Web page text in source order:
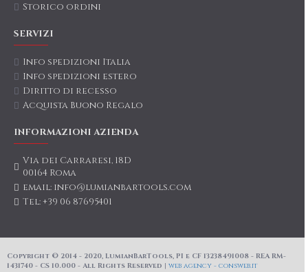
Storico ordini
SERVIZI
Info spedizioni Italia
Info spedizioni estero
Diritto di recesso
Acquista Buono Regalo
INFORMAZIONI AZIENDA
Via dei Carraresi, 18D
00164 Roma
email: info@lumianbartools.com
Tel: +39 06 87695401
Copyright © 2014 - 2020, LumianBarTools, PI e CF 13238491008 - REA RM-
1431740 - CS 10.000 - All Rights Reserved | web agency - consweb.it